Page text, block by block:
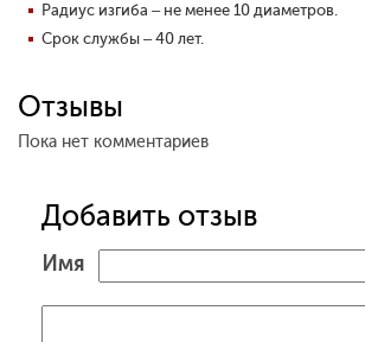
Радиус изгиба – не менее 10 диаметров.
Срок службы – 40 лет.
Отзывы
Пока нет комментариев
Добавить отзыв
Имя